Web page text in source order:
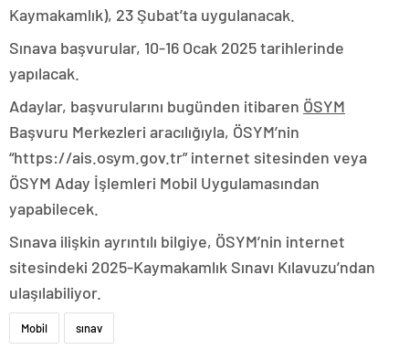
Kaymakamlık), 23 Şubat’ta uygulanacak.
Sınava başvurular, 10-16 Ocak 2025 tarihlerinde
yapılacak.
Adaylar, başvurularını bugünden itibaren ÖSYM
Başvuru Merkezleri aracılığıyla, ÖSYM’nin
“https://ais.osym.gov.tr” internet sitesinden veya
ÖSYM Aday İşlemleri Mobil Uygulamasından
yapabilecek.
Sınava ilişkin ayrıntılı bilgiye, ÖSYM’nin internet
sitesindeki 2025-Kaymakamlık Sınavı Kılavuzu’ndan
ulaşılabiliyor.
Mobil sınav